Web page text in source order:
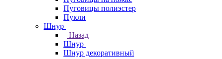
Пуговицы полиэстер
Пукли
Шнур
Назад
Шнур
Шнур декоративный